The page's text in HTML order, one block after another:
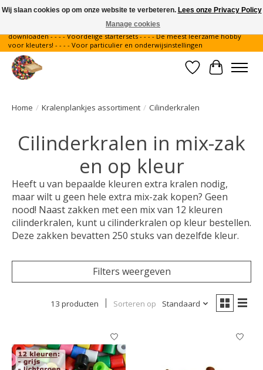
Gratis verzending binnen Nederland - - - - Legvoorbeelden gratis te
downloaden - - - - Voordelige startersets - - - - De meest leerzame hobby
voor kleuters! - - - - Voor particulier en onderwijsinstellingen
Verlanglijst
Home / Kralenplankjes assortiment / Cilinderkralen
Cilinderkralen in mix-zak
en op kleur
Heeft u van bepaalde kleuren extra kralen nodig,
maar wilt u geen hele extra mix-zak kopen? Geen
nood! Naast zakken met een mix van 12 kleuren
cilinderkralen, kunt u cilinderkralen op kleur bestellen.
Deze zakken bevatten 250 stuks van dezelfde kleur.
Filters weergeven
13 producten Sorteren op Standaard
Wij slaan cookies op om onze website te verbeteren. Lees onze Privacy Policy
Manage cookies